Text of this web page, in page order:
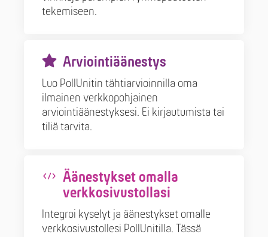
tekemiseen.
Arviointiäänestys
Luo PollUnitin tähtiarvioinnilla oma
ilmainen verkkopohjainen
arviointiäänestyksesi. Ei kirjautumista tai
tiliä tarvita.
Äänestykset omalla
verkkosivustollasi
Integroi kyselyt ja äänestykset omalle
verkkosivustollesi PollUnitilla. Tässä